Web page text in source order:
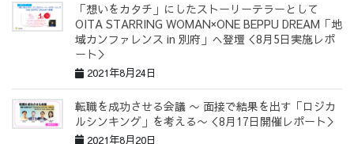
「想いをカタチ」にしたストーリーテラーとして
OITA STARRING WOMAN×ONE BEPPU DREAM「地
域カンファレンス in 別府」へ登壇＜8月5日実施レポ
ート＞
2021年8月24日
転職を成功させる会議 〜 面接で結果を出す「ロジカ
ルシンキング」を考える〜＜8月17日開催レポート＞
2021年8月20日